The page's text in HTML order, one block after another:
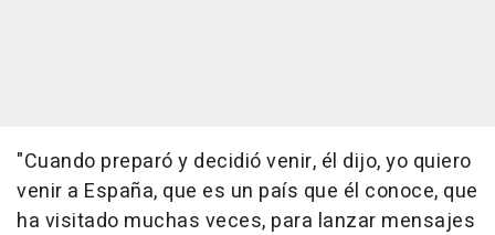
"Cuando preparó y decidió venir, él dijo, yo quiero
venir a España, que es un país que él conoce, que
ha visitado muchas veces, para lanzar mensajes